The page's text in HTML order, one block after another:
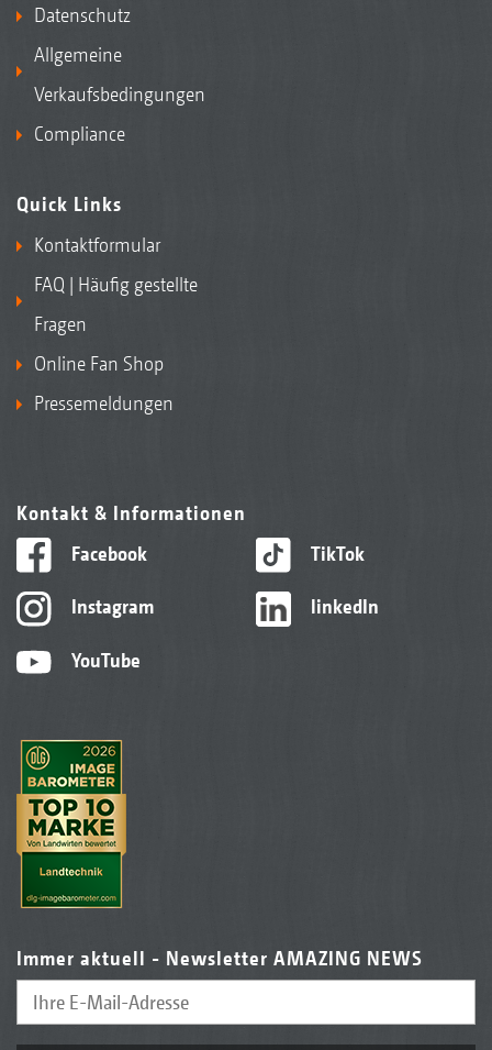
Datenschutz
Allgemeine
Verkaufsbedingungen
Compliance
Quick Links
Kontaktformular
FAQ | Häufig gestellte
Fragen
Online Fan Shop
Pressemeldungen
Kontakt & Informationen
Facebook
Instagram
YouTube
TikTok
linkedIn
Immer aktuell - Newsletter AMAZING NEWS